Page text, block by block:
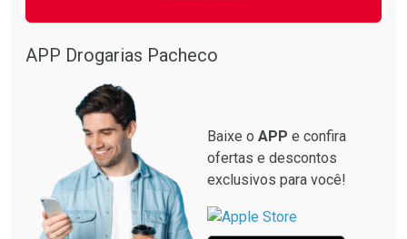
APP Drogarias Pacheco
Baixe o APP e confira
ofertas e descontos
exclusivos para você!